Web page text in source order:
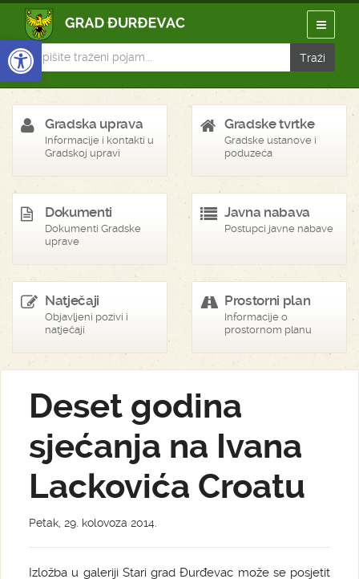
Open toolbar
Gradska uprava
Informacije i kontakti u
Gradskoj upravi
Gradske tvrtke
Gradske ustanove i
poduzeća
Dokumenti
Dokumenti Gradske
uprave
Javna nabava
Postupci javne nabave
Natječaji
Objavljeni pozivi i
natječaji
Prostorni plan
Informacije o
prostornom planu
Deset godina
sjećanja na Ivana
Lackovića Croatu
Petak, 29. kolovoza 2014.
Izložba u galeriji Stari grad Đurđevac može se posjetit